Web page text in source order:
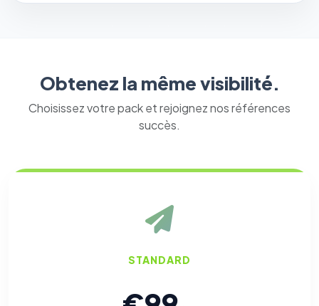
Obtenez la même visibilité.
Choisissez votre pack et rejoignez nos références
succès.
STANDARD